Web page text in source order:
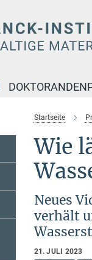
Startseite
Wie
Neues
verhält
21. JULI 2023